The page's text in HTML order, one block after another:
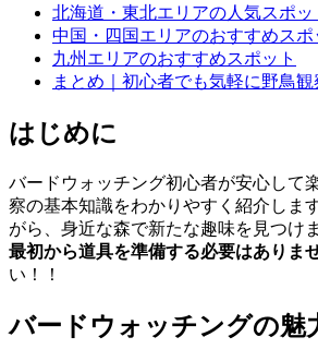
北海道・東北エリアの人気スポッ
中国・四国エリアのおすすめスポ
九州エリアのおすすめスポット
まとめ｜初心者でも気軽に野鳥観
はじめに
バードウォッチング初心者が安心して
察の基本知識をわかりやすく紹介しま
がら、身近な森で新たな趣味を見つけ
最初から道具を準備する必要はありま
い！！
バードウォッチングの魅